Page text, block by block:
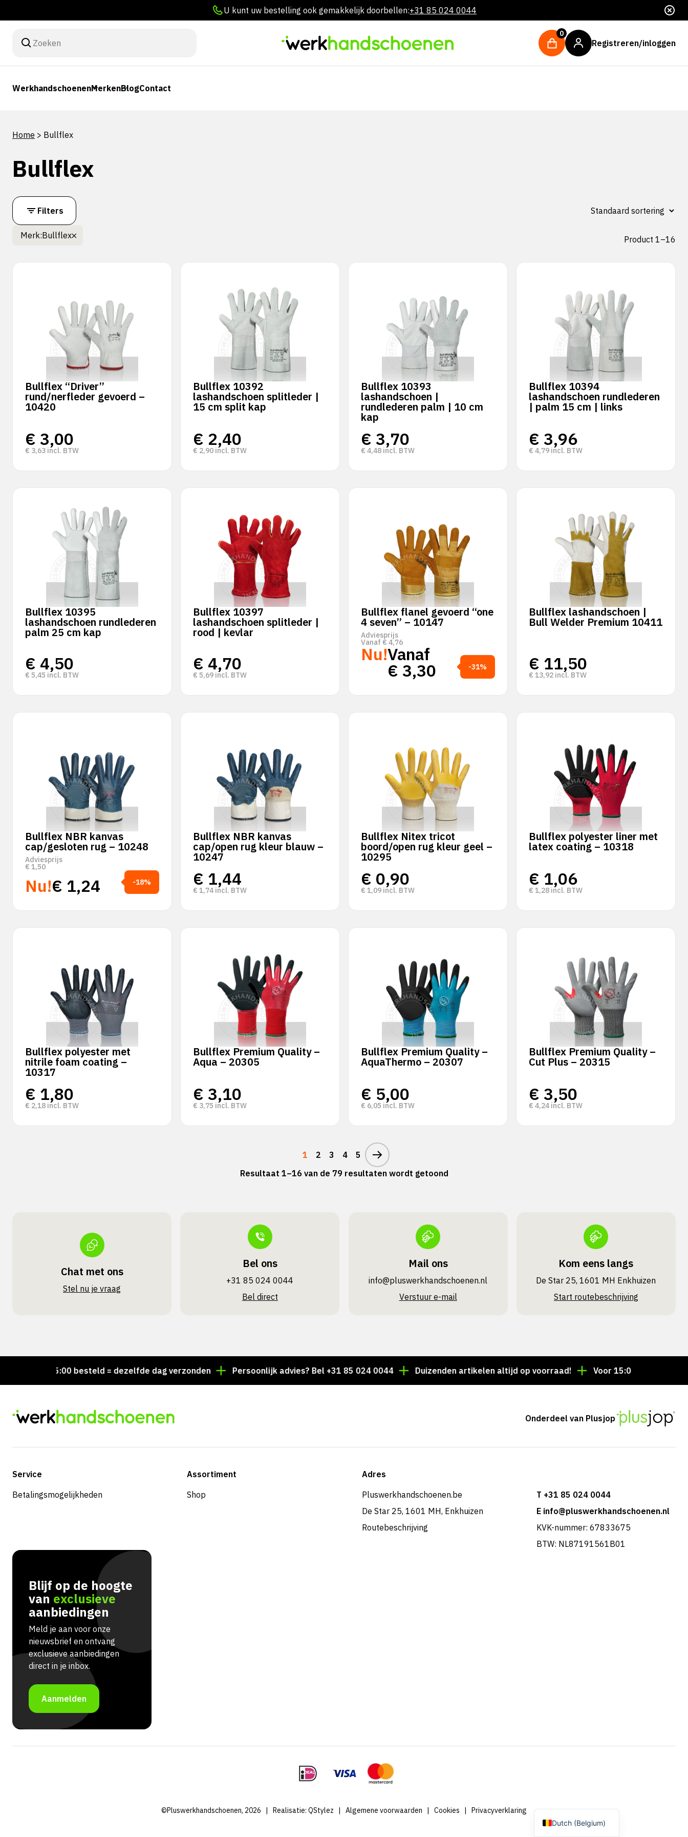
U kunt uw bestelling ook gemakkelijk doorbellen:+31 85 024 0044
0
Registreren/inloggen
WerkhandschoenenMerkenBlogContact
Home > Bullflex
Bullflex
Filters
Merk:Bullflex Product 1–16
Bullflex “Driver”
rund/nerfleder gevoerd –
10420
€ 3,00
€ 3,63 incl. BTW
Bullflex 10392
lashandschoen splitleder |
15 cm split kap
€ 2,40
€ 2,90 incl. BTW
Bullflex 10393
lashandschoen |
rundlederen palm | 10 cm
kap
€ 3,70
€ 4,48 incl. BTW
Bullflex 10394
lashandschoen rundlederen
| palm 15 cm | links
€ 3,96
€ 4,79 incl. BTW
Bullflex 10395
lashandschoen rundlederen
palm 25 cm kap
€ 4,50
€ 5,45 incl. BTW
Bullflex 10397
lashandschoen splitleder |
rood | kevlar
€ 4,70
€ 5,69 incl. BTW
Bullflex flanel gevoerd “one
4 seven” – 10147
Adviesprijs
Vanaf € 4,76
Nu!Vanaf
€ 3,30 -31%
Bullflex lashandschoen |
Bull Welder Premium 10411
€ 11,50
€ 13,92 incl. BTW
Bullflex NBR kanvas
cap/gesloten rug – 10248
Adviesprijs
€ 1,50
Nu!€ 1,24 -18%
Bullflex NBR kanvas
cap/open rug kleur blauw –
10247
€ 1,44
€ 1,74 incl. BTW
Bullflex Nitex tricot
boord/open rug kleur geel –
10295
€ 0,90
€ 1,09 incl. BTW
Bullflex polyester liner met
latex coating – 10318
€ 1,06
€ 1,28 incl. BTW
Bullflex polyester met
nitrile foam coating –
10317
€ 1,80
€ 2,18 incl. BTW
Bullflex Premium Quality –
Aqua – 20305
€ 3,10
€ 3,75 incl. BTW
Bullflex Premium Quality –
AquaThermo – 20307
€ 5,00
€ 6,05 incl. BTW
Bullflex Premium Quality –
Cut Plus – 20315
€ 3,50
€ 4,24 incl. BTW
1 2 3 4
5
Resultaat 1–16 van de 79 resultaten wordt getoond
Chat met ons
Stel nu je vraag
Bel ons
+31 85 024 0044
Bel direct
Mail ons
info@pluswerk­handschoenen.nl
Verstuur e-mail
Kom eens langs
De Star 25, 1601 MH Enkhuizen
Start routebeschrijving
Voor 15:00 besteld = dezelfde dag verzonden Persoonlijk advies? Bel +31 85 024 0044 Duizenden artikelen altijd op voorraad! Voor 15:00 besteld =
Onderdeel van Plusjop
Service
Betalingsmogelijkheden
Assortiment
Shop
Adres
Pluswerkhandschoenen.be
De Star 25, 1601 MH, Enkhuizen
Routebeschrijving
T +31 85 024 0044
E info@pluswerkhandschoenen.nl
KVK-nummer: 67833675
BTW: NL87191561B01
Blijf op de hoogte
van exclusieve
aanbiedingen
Meld je aan voor onze
nieuwsbrief en ontvang
exclusieve aanbiedingen
direct in je inbox.
Aanmelden
©Pluswerkhandschoenen, 2026 Realisatie: QStylez Algemene voorwaarden Cookies Privacyverklaring
Dutch (Belgium)